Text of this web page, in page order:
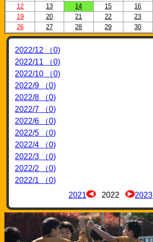
12
13 14 15 16
19
20 21 22 23
26
27 28 29 30
2022/12 （0)
2022/11 （0)
2022/10 （0)
2022/9 （0)
2022/8 （0)
2022/7 （0)
2022/6 （0)
2022/5 （0)
2022/4 （0)
2022/3 （0)
2022/2 （0)
2022/1 （0)
2021
2022 2023